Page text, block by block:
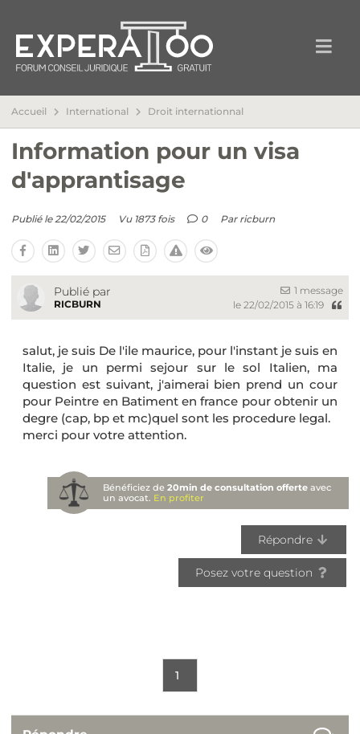
Accueil International Droit internationnal
Information pour un visa
d'apprantisage
Publié le 22/02/2015 Vu 1873 fois 0 Par ricburn
Publié par
RICBURN
1 message
le 22/02/2015 à 16:19
salut, je suis De l'ile maurice, pour l'instant je suis en
Italie, je un permi sejour sur le sol Italien, ma
question est suivant, j'aimerai bien prend un cour
pour Peintre en Batiment en france pour obtenir un
degre (cap, bp et mc)quel sont les procedure legal.
merci pour votre attention.
Bénéficiez de20min de consultation offerte avec
un avocat. En profiter
Répondre
Posez votre question
1